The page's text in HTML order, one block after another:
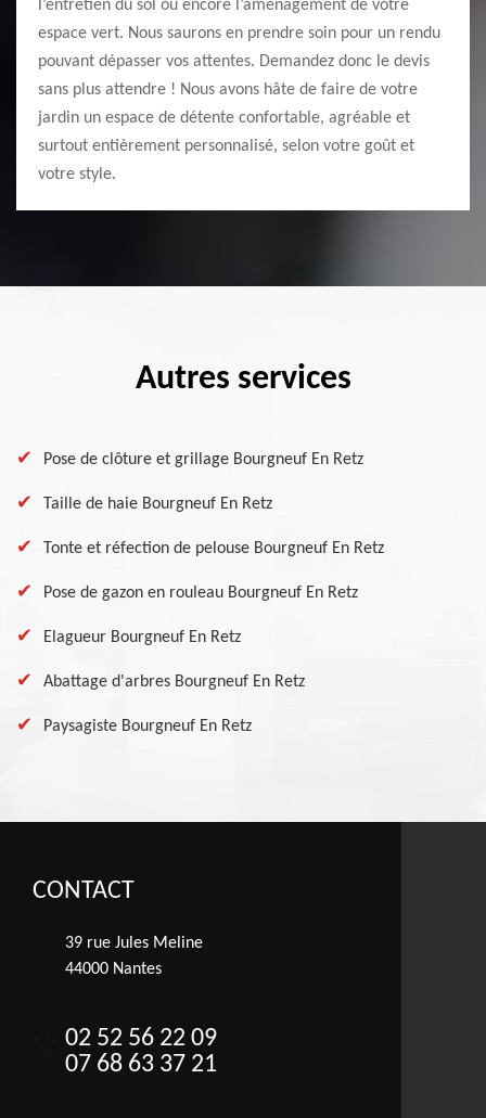
l’entretien du sol ou encore l’aménagement de votre
espace vert. Nous saurons en prendre soin pour un rendu
pouvant dépasser vos attentes. Demandez donc le devis
sans plus attendre ! Nous avons hâte de faire de votre
jardin un espace de détente confortable, agréable et
surtout entièrement personnalisé, selon votre goût et
votre style.
Autres services
Pose de clôture et grillage Bourgneuf En Retz
Taille de haie Bourgneuf En Retz
Tonte et réfection de pelouse Bourgneuf En Retz
Pose de gazon en rouleau Bourgneuf En Retz
Elagueur Bourgneuf En Retz
Abattage d'arbres Bourgneuf En Retz
Paysagiste Bourgneuf En Retz
CONTACT
39 rue Jules Meline
44000 Nantes
02 52 56 22 09
07 68 63 37 21